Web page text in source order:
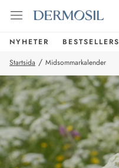
NYHETER BESTSELLERS
Startsida / Midsommarkalender